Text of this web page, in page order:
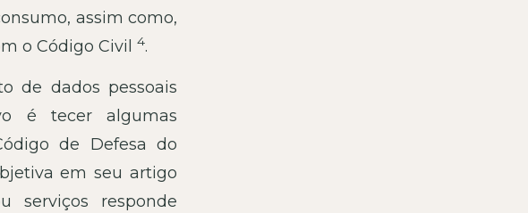
assim como,
o Código Civil
4.
de dados pessoais
é tecer algumas
de Defesa do
em seu artigo
serviços responde